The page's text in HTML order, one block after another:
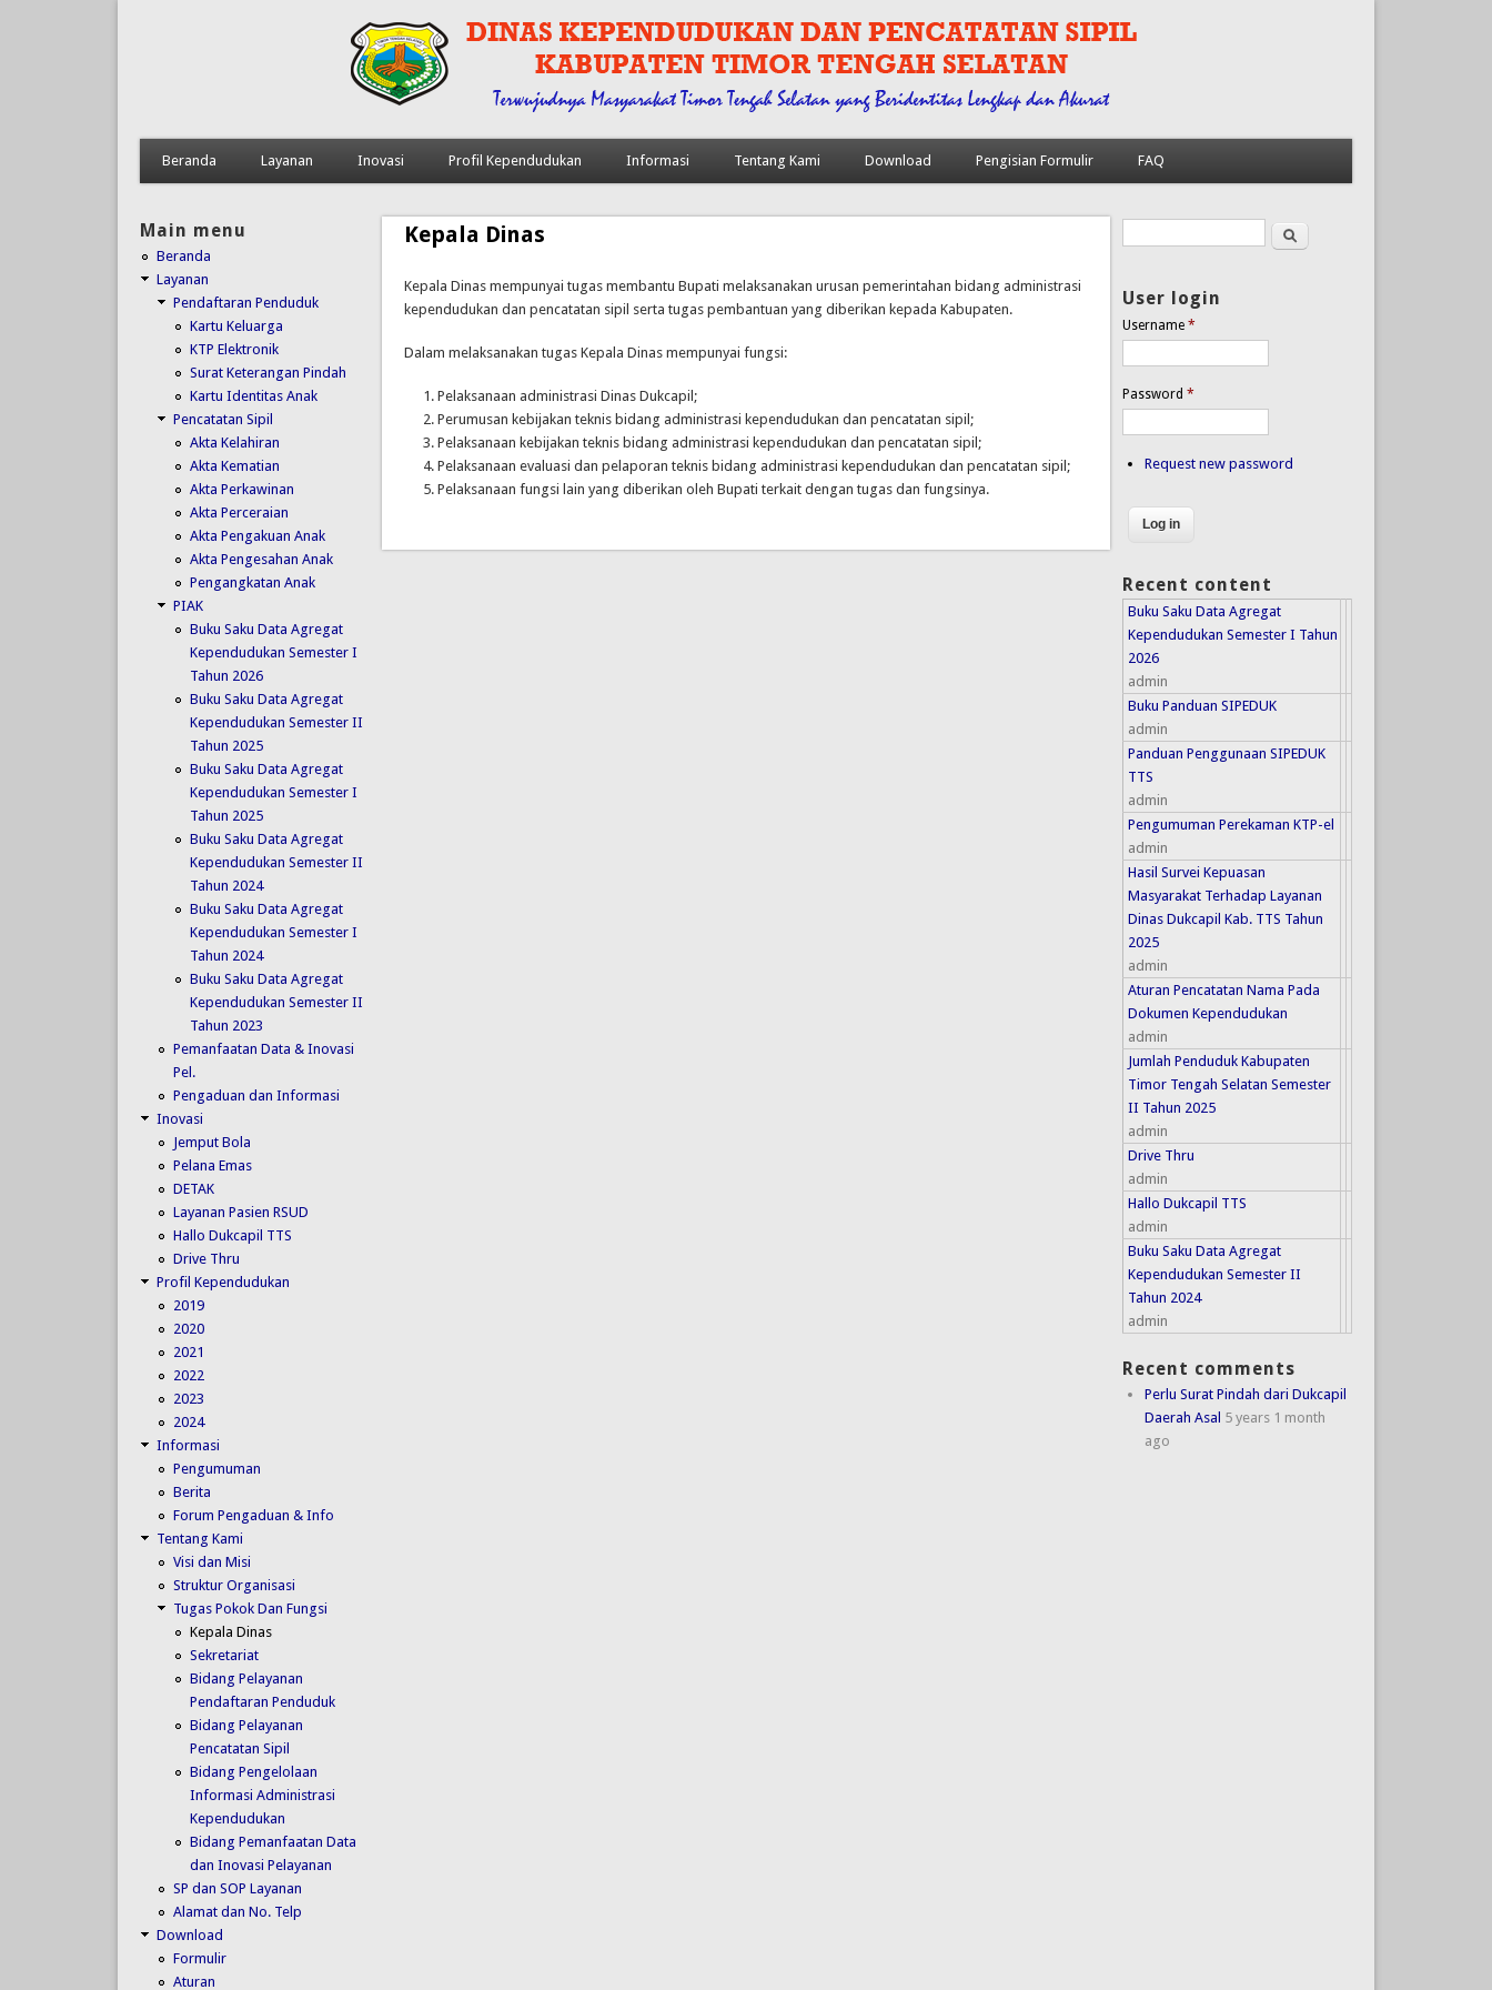
Beranda Layanan Inovasi Profil Kependudukan Informasi Tentang Kami Download Pengisian Formulir FAQ
Kepala Dinas
Kepala Dinas mempunyai tugas membantu Bupati melaksanakan urusan pemerintahan bidang administrasi
kependudukan dan pencatatan sipil serta tugas pembantuan yang diberikan kepada Kabupaten.
Dalam melaksanakan tugas Kepala Dinas mempunyai fungsi:
Pelaksanaan administrasi Dinas Dukcapil;
Perumusan kebijakan teknis bidang administrasi kependudukan dan pencatatan sipil;
Pelaksanaan kebijakan teknis bidang administrasi kependudukan dan pencatatan sipil;
Pelaksanaan evaluasi dan pelaporan teknis bidang administrasi kependudukan dan pencatatan sipil;
Pelaksanaan fungsi lain yang diberikan oleh Bupati terkait dengan tugas dan fungsinya.
Main menu
Beranda
Layanan
Pendaftaran Penduduk
Kartu Keluarga
KTP Elektronik
Surat Keterangan Pindah
Kartu Identitas Anak
Pencatatan Sipil
Akta Kelahiran
Akta Kematian
Akta Perkawinan
Akta Perceraian
Akta Pengakuan Anak
Akta Pengesahan Anak
Pengangkatan Anak
PIAK
Buku Saku Data Agregat
Kependudukan Semester I
Tahun 2026
Buku Saku Data Agregat
Kependudukan Semester II
Tahun 2025
Buku Saku Data Agregat
Kependudukan Semester I
Tahun 2025
Buku Saku Data Agregat
Kependudukan Semester II
Tahun 2024
Buku Saku Data Agregat
Kependudukan Semester I
Tahun 2024
Buku Saku Data Agregat
Kependudukan Semester II
Tahun 2023
Pemanfaatan Data & Inovasi
Pel.
Pengaduan dan Informasi
Inovasi
Jemput Bola
Pelana Emas
DETAK
Layanan Pasien RSUD
Hallo Dukcapil TTS
Drive Thru
Profil Kependudukan
2019
2020
2021
2022
2023
2024
Informasi
Pengumuman
Berita
Forum Pengaduan & Info
Tentang Kami
Visi dan Misi
Struktur Organisasi
Tugas Pokok Dan Fungsi
Kepala Dinas
Sekretariat
Bidang Pelayanan
Pendaftaran Penduduk
Bidang Pelayanan
Pencatatan Sipil
Bidang Pengelolaan
Informasi Administrasi
Kependudukan
Bidang Pemanfaatan Data
dan Inovasi Pelayanan
SP dan SOP Layanan
Alamat dan No. Telp
Download
Formulir
Aturan
Search formSearch
User login
Username *
Password *
Request new password
Recent content
Buku Saku Data Agregat
Kependudukan Semester I Tahun
2026
admin
Buku Panduan SIPEDUK
admin
Panduan Penggunaan SIPEDUK
TTS
admin
Pengumuman Perekaman KTP-el
admin
Hasil Survei Kepuasan
Masyarakat Terhadap Layanan
Dinas Dukcapil Kab. TTS Tahun
2025
admin
Aturan Pencatatan Nama Pada
Dokumen Kependudukan
admin
Jumlah Penduduk Kabupaten
Timor Tengah Selatan Semester
II Tahun 2025
admin
Drive Thru
admin
Hallo Dukcapil TTS
admin
Buku Saku Data Agregat
Kependudukan Semester II
Tahun 2024
admin
Recent comments
Perlu Surat Pindah dari Dukcapil
Daerah Asal 5 years 1 month
ago